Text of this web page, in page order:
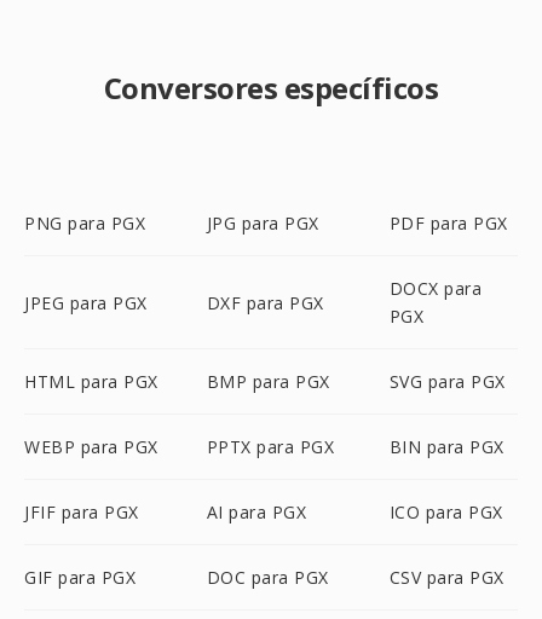
Conversores específicos
PNG para PGX JPG para PGX PDF para PGX
JPEG para PGX DXF para PGX
DOCX para
PGX
HTML para PGX BMP para PGX SVG para PGX
WEBP para PGX PPTX para PGX BIN para PGX
JFIF para PGX AI para PGX ICO para PGX
GIF para PGX DOC para PGX CSV para PGX